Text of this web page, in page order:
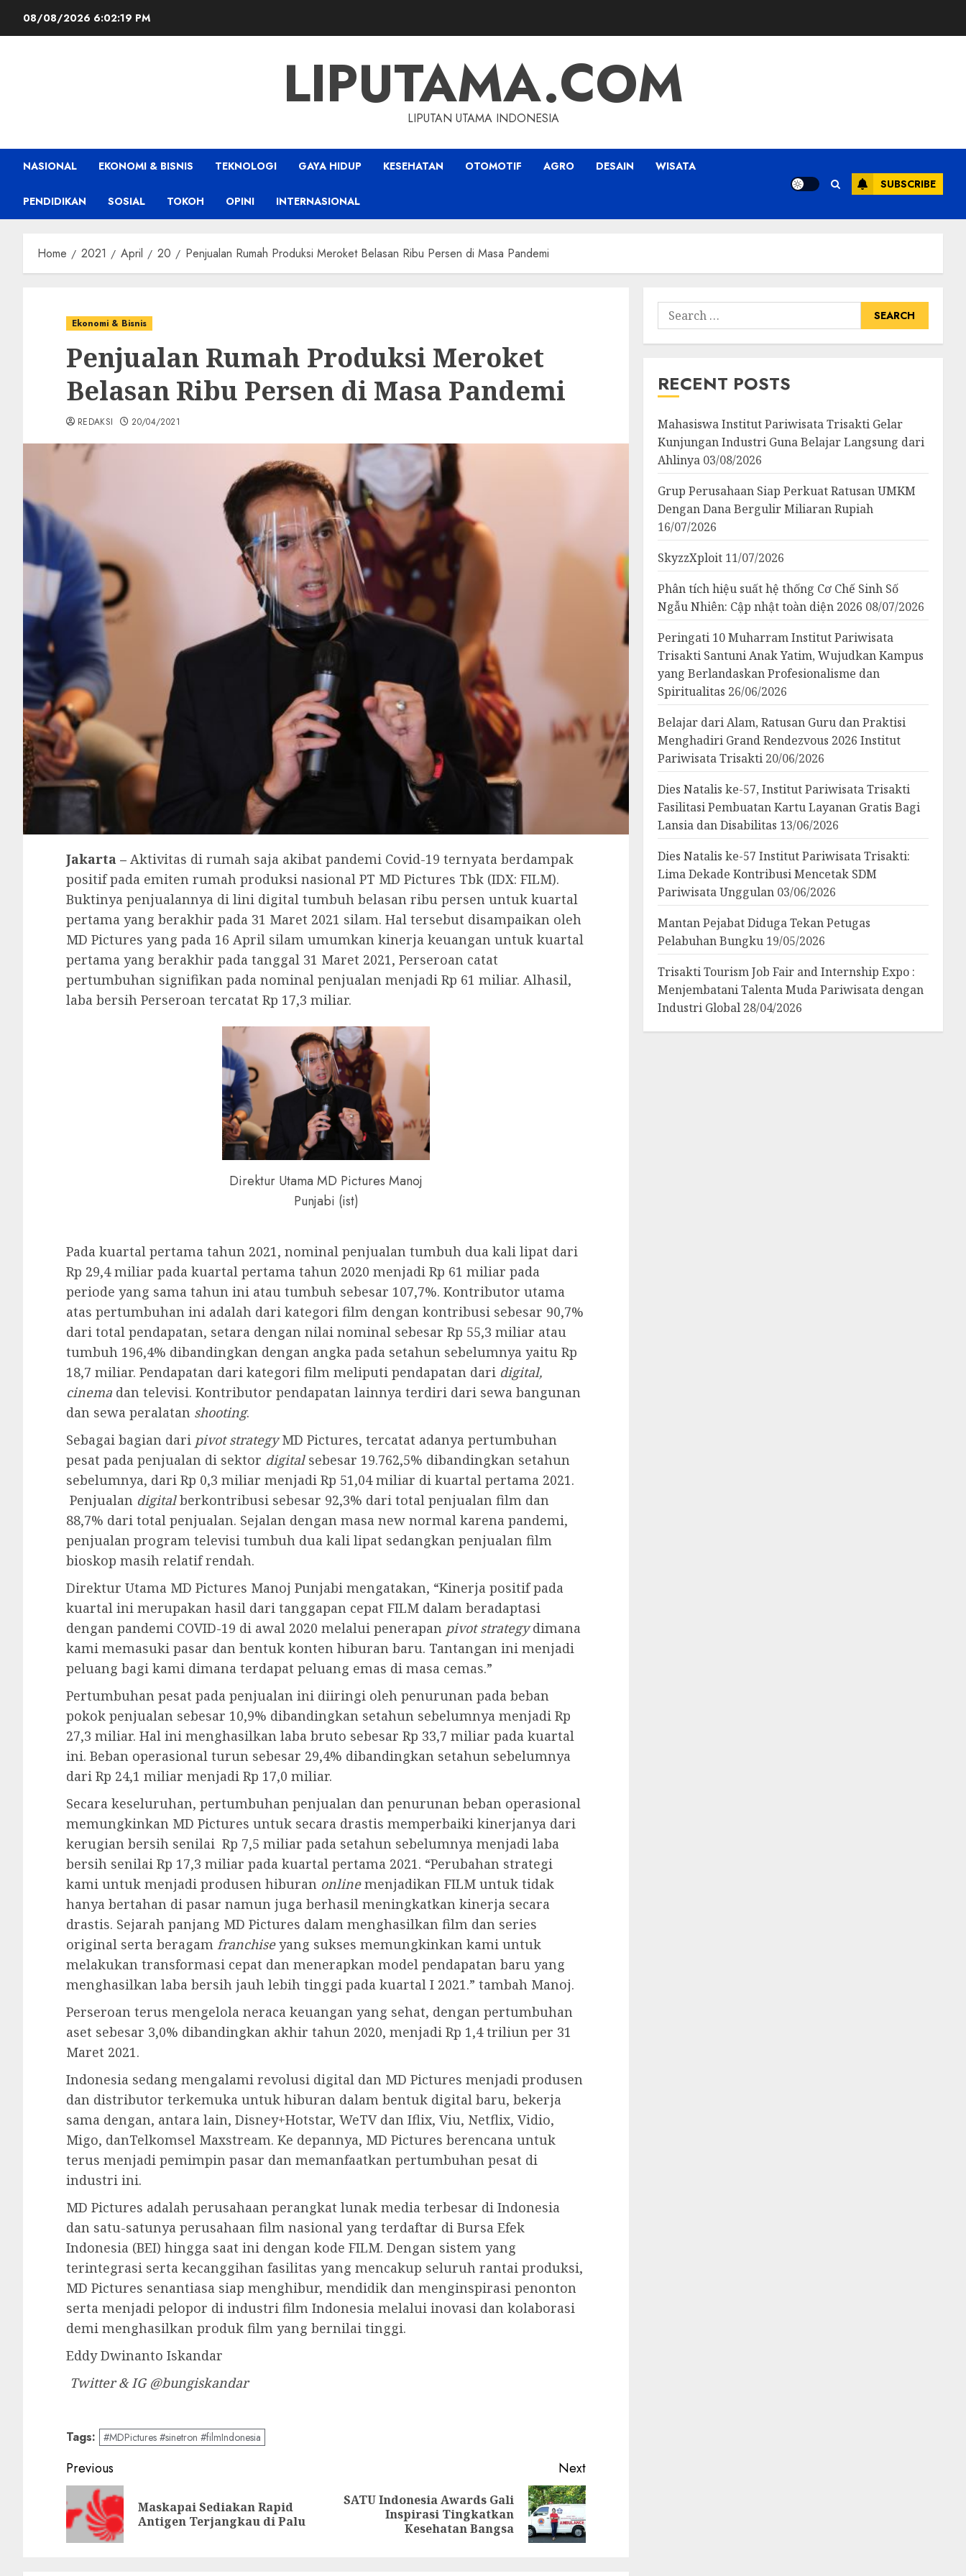
08/08/2026 6:02:20 PM
LIPUTAMA.COM
LIPUTAN UTAMA INDONESIA
NASIONAL EKONOMI & BISNIS TEKNOLOGI GAYA HIDUP KESEHATAN OTOMOTIF AGRO DESAIN WISATA
PENDIDIKAN SOSIAL TOKOH OPINI INTERNASIONAL
SUBSCRIBE
Home 2021 April 20 Penjualan Rumah Produksi Meroket Belasan Ribu Persen di Masa Pandemi
Ekonomi & Bisnis
Penjualan Rumah Produksi Meroket
Belasan Ribu Persen di Masa Pandemi
REDAKSI 20/04/2021
Jakarta – Aktivitas di rumah saja akibat pandemi Covid-19 ternyata berdampak
positif pada emiten rumah produksi nasional PT MD Pictures Tbk (IDX: FILM).
Buktinya penjualannya di lini digital tumbuh belasan ribu persen untuk kuartal
pertama yang berakhir pada 31 Maret 2021 silam. Hal tersebut disampaikan oleh
MD Pictures yang pada 16 April silam umumkan kinerja keuangan untuk kuartal
pertama yang berakhir pada tanggal 31 Maret 2021, Perseroan catat
pertumbuhan signifikan pada nominal penjualan menjadi Rp 61 miliar. Alhasil,
laba bersih Perseroan tercatat Rp 17,3 miliar.
Direktur Utama MD Pictures Manoj
Punjabi (ist)
Pada kuartal pertama tahun 2021, nominal penjualan tumbuh dua kali lipat dari
Rp 29,4 miliar pada kuartal pertama tahun 2020 menjadi Rp 61 miliar pada
periode yang sama tahun ini atau tumbuh sebesar 107,7%. Kontributor utama
atas pertumbuhan ini adalah dari kategori film dengan kontribusi sebesar 90,7%
dari total pendapatan, setara dengan nilai nominal sebesar Rp 55,3 miliar atau
tumbuh 196,4% dibandingkan dengan angka pada setahun sebelumnya yaitu Rp
18,7 miliar. Pendapatan dari kategori film meliputi pendapatan dari digital,
cinema dan televisi. Kontributor pendapatan lainnya terdiri dari sewa bangunan
dan sewa peralatan shooting.
Sebagai bagian dari pivot strategyMD Pictures, tercatat adanya pertumbuhan
pesat pada penjualan di sektor digital sebesar 19.762,5% dibandingkan setahun
sebelumnya, dari Rp 0,3 miliar menjadi Rp 51,04 miliar di kuartal pertama 2021.
Penjualan digitalberkontribusi sebesar 92,3% dari total penjualan film dan
88,7% dari total penjualan. Sejalan dengan masa new normal karena pandemi,
penjualan program televisi tumbuh dua kali lipat sedangkan penjualan film
bioskop masih relatif rendah.
Direktur Utama MD Pictures Manoj Punjabi mengatakan, “Kinerja positif pada
kuartal ini merupakan hasil dari tanggapan cepat FILM dalam beradaptasi
dengan pandemi COVID-19 di awal 2020 melalui penerapan pivot strategydimana
kami memasuki pasar dan bentuk konten hiburan baru. Tantangan ini menjadi
peluang bagi kami dimana terdapat peluang emas di masa cemas.”
Pertumbuhan pesat pada penjualan ini diiringi oleh penurunan pada beban
pokok penjualan sebesar 10,9% dibandingkan setahun sebelumnya menjadi Rp
27,3 miliar. Hal ini menghasilkan laba bruto sebesar Rp 33,7 miliar pada kuartal
ini. Beban operasional turun sebesar 29,4% dibandingkan setahun sebelumnya
dari Rp 24,1 miliar menjadi Rp 17,0 miliar.
Secara keseluruhan, pertumbuhan penjualan dan penurunan beban operasional
memungkinkan MD Pictures untuk secara drastis memperbaiki kinerjanya dari
kerugian bersih senilai Rp 7,5 miliar pada setahun sebelumnya menjadi laba
bersih senilai Rp 17,3 miliar pada kuartal pertama 2021. “Perubahan strategi
kami untuk menjadi produsen hiburan onlinemenjadikan FILM untuk tidak
hanya bertahan di pasar namun juga berhasil meningkatkan kinerja secara
drastis. Sejarah panjang MD Pictures dalam menghasilkan film dan series
original serta beragam franchiseyang sukses memungkinkan kami untuk
melakukan transformasi cepat dan menerapkan model pendapatan baru yang
menghasilkan laba bersih jauh lebih tinggi pada kuartal I 2021.” tambah Manoj.
Perseroan terus mengelola neraca keuangan yang sehat, dengan pertumbuhan
aset sebesar 3,0% dibandingkan akhir tahun 2020, menjadi Rp 1,4 triliun per 31
Maret 2021.
Indonesia sedang mengalami revolusi digital dan MD Pictures menjadi produsen
dan distributor terkemuka untuk hiburan dalam bentuk digital baru, bekerja
sama dengan, antara lain, Disney+Hotstar, WeTV dan Iflix, Viu, Netflix, Vidio,
Migo, danTelkomsel Maxstream. Ke depannya, MD Pictures berencana untuk
terus menjadi pemimpin pasar dan memanfaatkan pertumbuhan pesat di
industri ini.
MD Pictures adalah perusahaan perangkat lunak media terbesar di Indonesia
dan satu-satunya perusahaan film nasional yang terdaftar di Bursa Efek
Indonesia (BEI) hingga saat ini dengan kode FILM. Dengan sistem yang
terintegrasi serta kecanggihan fasilitas yang mencakup seluruh rantai produksi,
MD Pictures senantiasa siap menghibur, mendidik dan menginspirasi penonton
serta menjadi pelopor di industri film Indonesia melalui inovasi dan kolaborasi
demi menghasilkan produk film yang bernilai tinggi.
Eddy Dwinanto Iskandar
Twitter & IG @bungiskandar
Tags: #MDPictures #sinetron #filmIndonesia
Post
navigation
Previous
Previous
Maskapai Sediakan Rapid
Antigen Terjangkau di Palu
Next
Next
SATU Indonesia Awards Gali
Inspirasi Tingkatkan
Kesehatan Bangsa
Search
for:
RECENT POSTS
Mahasiswa Institut Pariwisata Trisakti Gelar
Kunjungan Industri Guna Belajar Langsung dari
Ahlinya 03/08/2026
Grup Perusahaan Siap Perkuat Ratusan UMKM
Dengan Dana Bergulir Miliaran Rupiah
16/07/2026
SkyzzXploit 11/07/2026
Phân tích hiệu suất hệ thống Cơ Chế Sinh Số
Ngẫu Nhiên: Cập nhật toàn diện 2026 08/07/2026
Peringati 10 Muharram Institut Pariwisata
Trisakti Santuni Anak Yatim, Wujudkan Kampus
yang Berlandaskan Profesionalisme dan
Spiritualitas 26/06/2026
Belajar dari Alam, Ratusan Guru dan Praktisi
Menghadiri Grand Rendezvous 2026 Institut
Pariwisata Trisakti 20/06/2026
Dies Natalis ke-57, Institut Pariwisata Trisakti
Fasilitasi Pembuatan Kartu Layanan Gratis Bagi
Lansia dan Disabilitas 13/06/2026
Dies Natalis ke-57 Institut Pariwisata Trisakti:
Lima Dekade Kontribusi Mencetak SDM
Pariwisata Unggulan 03/06/2026
Mantan Pejabat Diduga Tekan Petugas
Pelabuhan Bungku 19/05/2026
Trisakti Tourism Job Fair and Internship Expo :
Menjembatani Talenta Muda Pariwisata dengan
Industri Global 28/04/2026